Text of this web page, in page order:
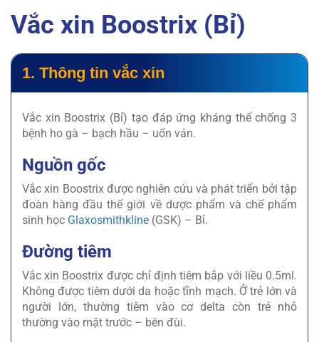
Vắc xin Boostrix (Bỉ)
1. Thông tin vắc xin
Vắc xin Boostrix (Bỉ) tạo đáp ứng kháng thể chống 3
bệnh ho gà – bạch hầu – uốn ván.
Nguồn gốc
Vắc xin Boostrix được nghiên cứu và phát triển bởi tập
đoàn hàng đầu thế giới về dược phẩm và chế phẩm
sinh học Glaxosmithkline (GSK) – Bỉ.
Đường tiêm
Vắc xin Boostrix được chỉ định tiêm bắp với liều 0.5ml.
Không được tiêm dưới da hoặc tĩnh mạch. Ở trẻ lớn và
người lớn, thường tiêm vào cơ delta còn trẻ nhỏ
thường vào mặt trước – bên đùi.